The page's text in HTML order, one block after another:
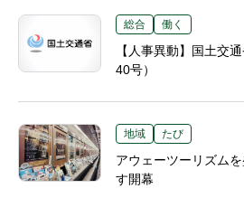
総合 働く
【人事異動】国土交
40号）
地域 たび
アウェーツーリズム
す開幕